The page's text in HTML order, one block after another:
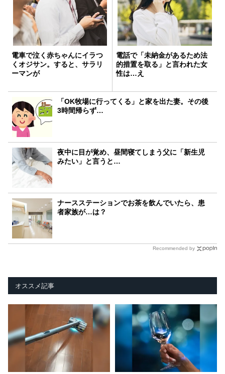
電車で泣く赤ちゃんにイラつ
くオジサン。すると、サラリ
ーマンが
電話で「未納金があるため法
的措置を取る」と言われた女
性は…え
「OK牧場に行ってくる」と家を出た妻。その後
3時間帰らず…
夜中に目が覚め、昼間寝てしまう父に「新生児
みたい」と言うと…
ナースステーションでお茶を飲んでいたら、患
者家族が…は？
Recommended by
オススメ記事